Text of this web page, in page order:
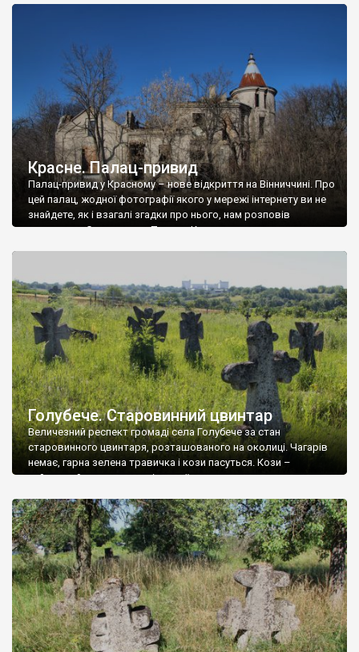
Красне. Палац-привид
Палац-привид у Красному – нове відкриття на Вінниччині. Про
цей палац, жодної фотографії якого у мережі інтернету ви не
знайдете, як і взагалі згадки про нього, нам розповів
мешканець Самгородка. Палац у Красному вразив не лише
Голубече. Старовинний цвинтар
Величезний респект громаді села Голубече за стан
старовинного цвинтаря, розташованого на околиці. Чагарів
немає, гарна зелена травичка і кози пасуться. Кози –
найкращий регулятор шкідливої, для старих кладовищ,
бруньками, кози ті бруньки обгризають, бо то улюблений
делікатес. На цвинтарі у Голубечому ціла колекція
різноманітних форм хрестів. Село відносно невелике, […]